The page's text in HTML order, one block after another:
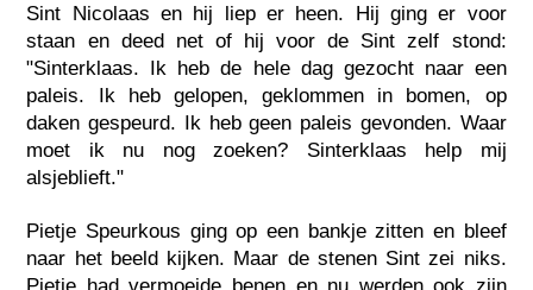
Sint Nicolaas en hij liep er heen. Hij ging er voor
staan en deed net of hij voor de Sint zelf stond:
"Sinterklaas. Ik heb de hele dag gezocht naar een
paleis. Ik heb gelopen, geklommen in bomen, op
daken gespeurd. Ik heb geen paleis gevonden. Waar
moet ik nu nog zoeken? Sinterklaas help mij
alsjeblieft."
Pietje Speurkous ging op een bankje zitten en bleef
naar het beeld kijken. Maar de stenen Sint zei niks.